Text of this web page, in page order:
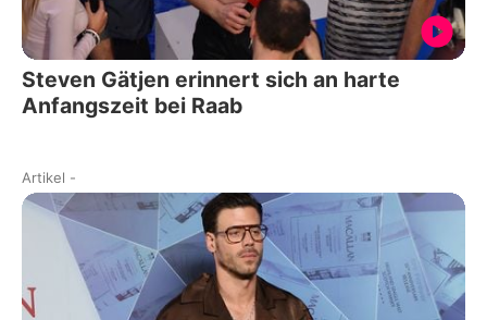
Steven Gätjen erinnert sich an harte
Anfangszeit bei Raab
Artikel -